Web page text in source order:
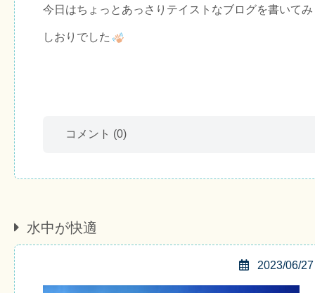
今日はちょっとあっさりテイストなブログを書いて
しおりでした
コメント (0)
水中が快適
2023/06/27